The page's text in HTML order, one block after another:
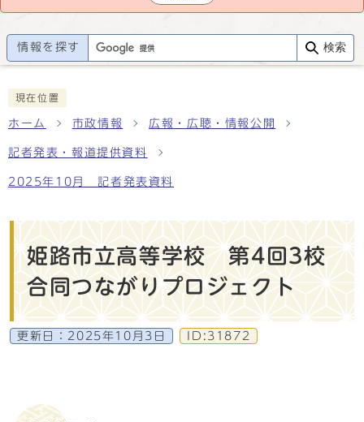
情報を探す 検索
現在位置
ホーム 市政情報 広報・広聴・情報公開
記者発表・報道提供資料
2025年10月 記者発表資料
姫路市立高等学校 第4回3校
合同つながりプロジェクト
更新日： 2025年10月3日 ID:31872